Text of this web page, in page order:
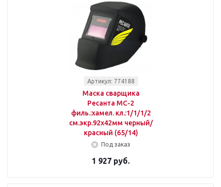
Артикул: 774188
Маска сварщика
Ресанта МС-2
филь.:хамел. кл.:1/1/1/2
см.экр.92x42мм черный/
красный (65/14)
Под заказ
1 927 руб.